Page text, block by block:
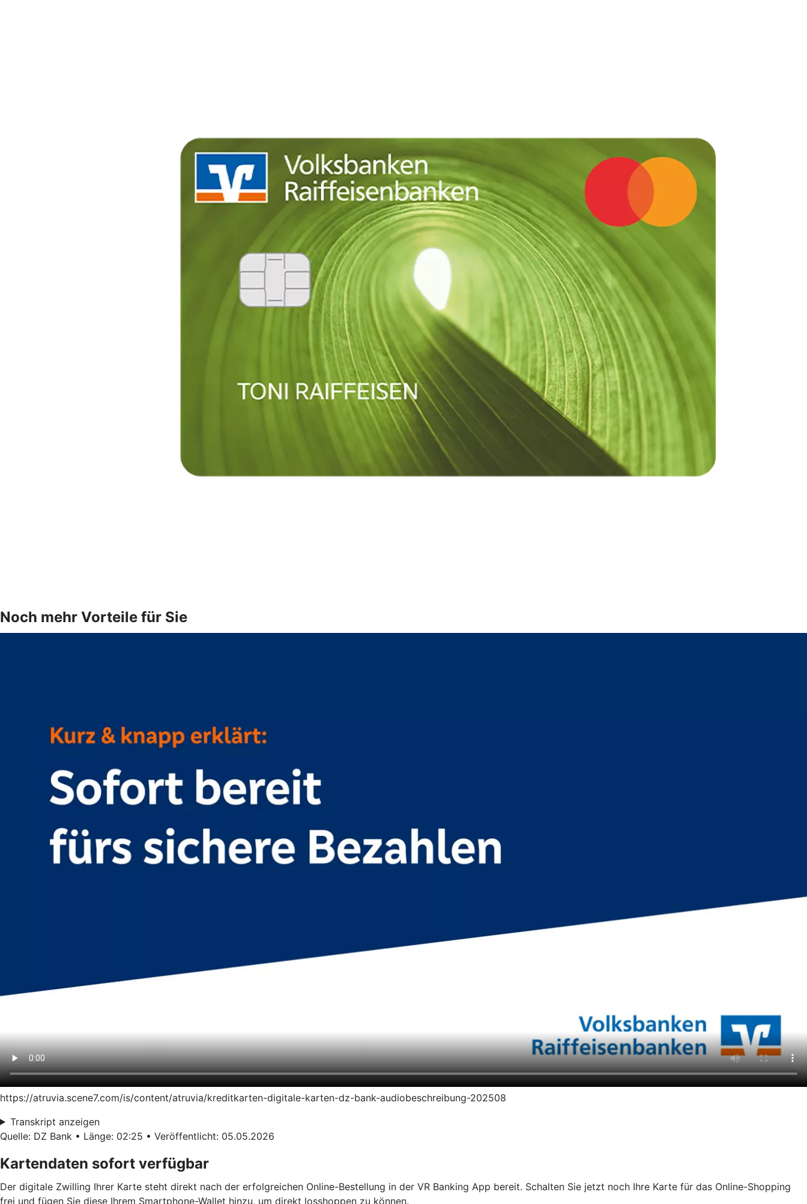
Noch mehr Vorteile für Sie
https://atruvia.scene7.com/is/content/atruvia/kreditkarten-digitale-karten-dz-bank-audiobeschreibung-202508
Transkript anzeigen
Quelle: DZ Bank • Länge: 02:25 • Veröffentlicht: 05.05.2026
Kartendaten sofort verfügbar
Der digitale Zwilling Ihrer Karte steht direkt nach der erfolgreichen Online-Bestellung in der VR Banking App bereit. Schalten Sie jetzt noch Ihre Karte für das Online-Shopping
frei und fügen Sie diese Ihrem Smartphone-Wallet hinzu, um direkt losshoppen zu können.